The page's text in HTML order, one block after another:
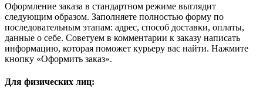
Оформление заказа в стандартном режиме выглядит
следующим образом. Заполняете полностью форму по
последовательным этапам: адрес, способ доставки, оплаты,
данные о себе. Советуем в комментарии к заказу написать
информацию, которая поможет курьеру вас найти. Нажмите
кнопку «Оформить заказ».
Для физических лиц: